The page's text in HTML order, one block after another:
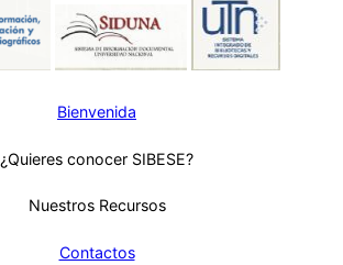
Bienvenida
¿Quieres conocer SIBESE?
Nuestros Recursos
Contactos